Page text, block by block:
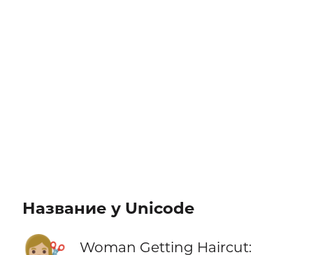
Название у Unicode
Woman Getting Haircut: